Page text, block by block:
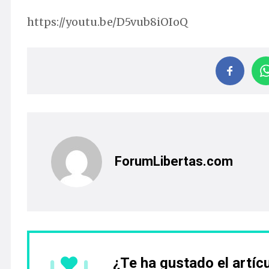
https://youtu.be/D5vub8iOIoQ
ForumLibertas.com
¿Te ha gustado el